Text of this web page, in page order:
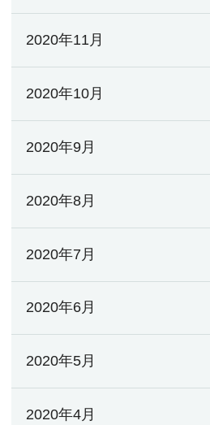
2020年11月
2020年10月
2020年9月
2020年8月
2020年7月
2020年6月
2020年5月
2020年4月